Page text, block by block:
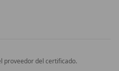
proveedor del certificado.